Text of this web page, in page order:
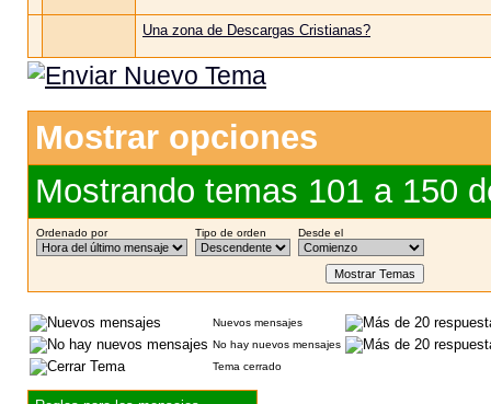
Una zona de Descargas Cristianas?
Mostrar opciones
Mostrando temas 101 a 150
Ordenado por Tipo de orden Desde el
Nuevos mensajes
No hay nuevos mensajes
Tema cerrado